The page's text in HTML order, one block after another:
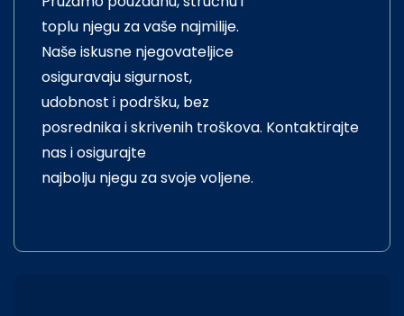
toplu njegu za vaše najmilije.
Naše iskusne njegovateljice
osiguravaju sigurnost,
udobnost i podršku, bez
posrednika i skrivenih troškova. Kontaktirajte
nas i osigurajte
najbolju njegu za svoje voljene.